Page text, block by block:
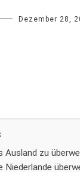
Dezember 28,
Ausland zu
Niederlande